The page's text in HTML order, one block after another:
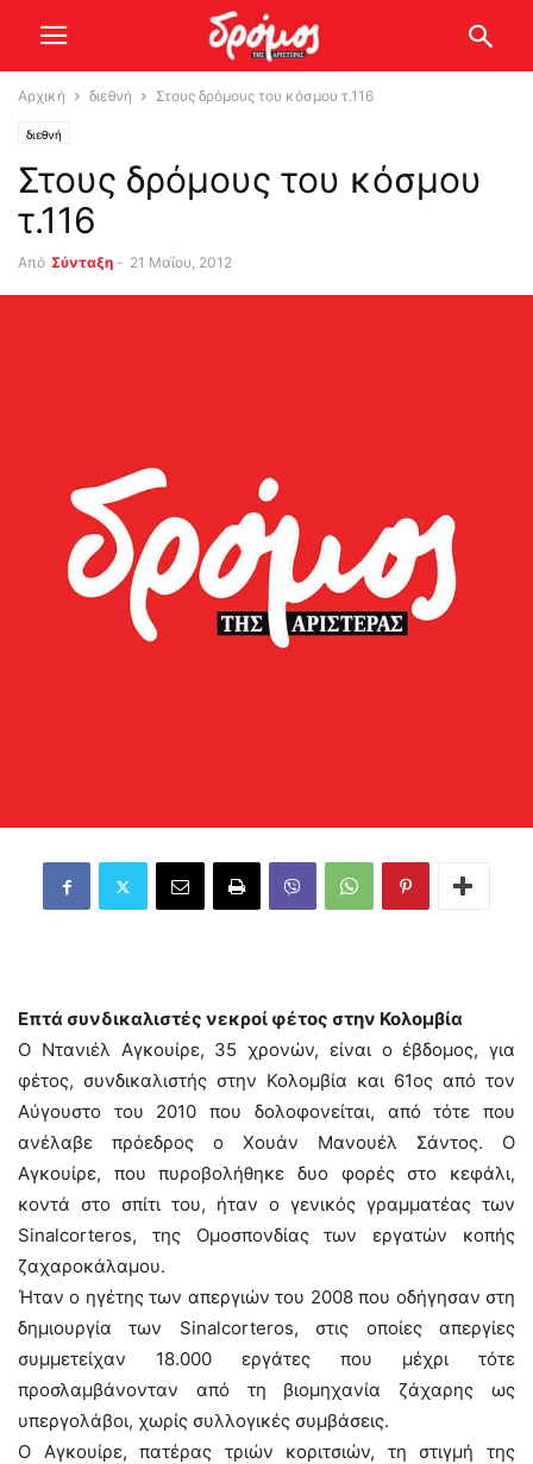
Αρχική διεθνή Στους δρόμους του κόσμου τ.116
διεθνή
Στους δρόμους του κόσμου
τ.116
Από Σύνταξη - 21 Μαΐου, 2012
Επτά συνδικαλιστές νεκροί φέτος στην Κολομβία
Ο Ντανιέλ Αγκουίρε, 35 χρονών, είναι ο έβδομος, για
φέτος, συνδικαλιστής στην Κολομβία και 61ος από τον
Αύγουστο του 2010 που δολοφονείται, από τότε που
ανέλαβε πρόεδρος ο Χουάν Μανουέλ Σάντος. Ο
Αγκουίρε, που πυροβολήθηκε δυο φορές στο κεφάλι,
κοντά στο σπίτι του, ήταν ο γενικός γραμματέας των
Sinalcorteros, της Ομοσπονδίας των εργατών κοπής
ζαχαροκάλαμου.
Ήταν ο ηγέτης των απεργιών του 2008 που οδήγησαν στη
δημιουργία των Sinalcorteros, στις οποίες απεργίες
συμμετείχαν 18.000 εργάτες που μέχρι τότε
προσλαμβάνονταν από τη βιομηχανία ζάχαρης ως
υπεργολάβοι, χωρίς συλλογικές συμβάσεις.
Ο Αγκουίρε, πατέρας τριών κοριτσιών, τη στιγμή της